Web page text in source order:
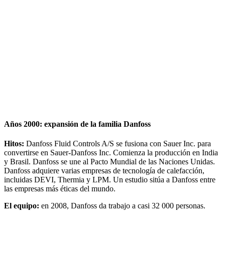
Años 2000: expansión de la familia Danfoss
Hitos: Danfoss Fluid Controls A/S se fusiona con Sauer Inc. para
convertirse en Sauer-Danfoss Inc. Comienza la producción en India
y Brasil. Danfoss se une al Pacto Mundial de las Naciones Unidas.
Danfoss adquiere varias empresas de tecnología de calefacción,
incluidas DEVI, Thermia y LPM. Un estudio sitúa a Danfoss entre
las empresas más éticas del mundo.
El equipo: en 2008, Danfoss da trabajo a casi 32 000 personas.